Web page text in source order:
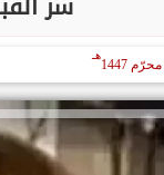
هـ